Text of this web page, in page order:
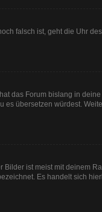
falsch ist, geht die Uhr
das Forum bislang in
übersetzen würdest.
ist meist mit deinem
Es handelt sich